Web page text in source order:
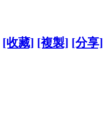
[收藏] [複製] [分享]